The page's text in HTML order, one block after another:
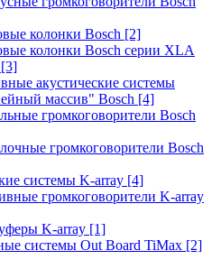
колонки Bosch [2]
колонки Bosch серии XLA
[3]
акустические системы
массив" Bosch [4]
громкоговорители Bosch
громкоговорители Bosch
системы K-array [4]
громкоговорители K-array
K-array [1]
системы Out Board TiMax [2]